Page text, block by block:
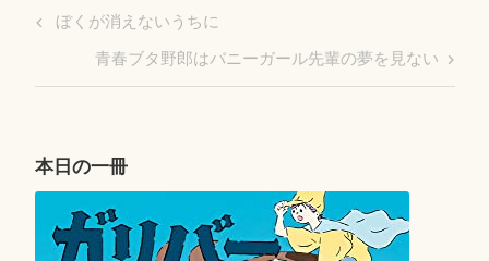
投
ー
シ
ン
Previous
ぼくが消えないうちに
Next
Post
青春ブタ野郎はバニーガール先輩の夢を見ない
本日の一冊